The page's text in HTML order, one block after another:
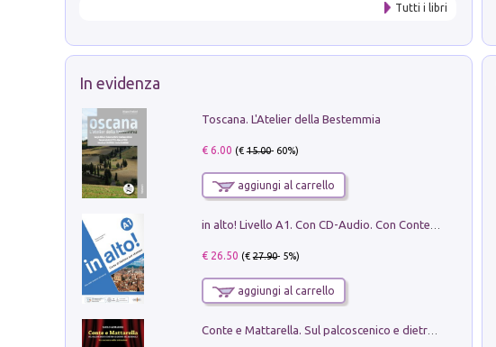
Tutti i libri
In evidenza
Toscana. L'Atelier della Bestemmia
€ 6.00 (€15.00- 60%)
aggiungi al carrello
€ 26.50 (€27.90- 5%)
aggiungi al carrello
Conte e Mattarella. Sul palcoscenico e dietro le quinte del Quirinale. Un racconto sulle istituzioni